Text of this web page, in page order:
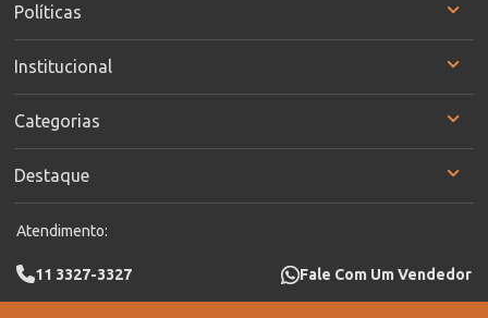
Políticas
Institucional
Categorias
Destaque
Atendimento:
11 3327-3327 Fale Com Um Vendedor